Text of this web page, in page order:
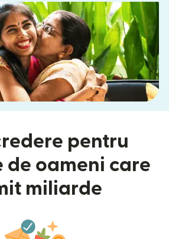
pentru
de oameni care
miliarde